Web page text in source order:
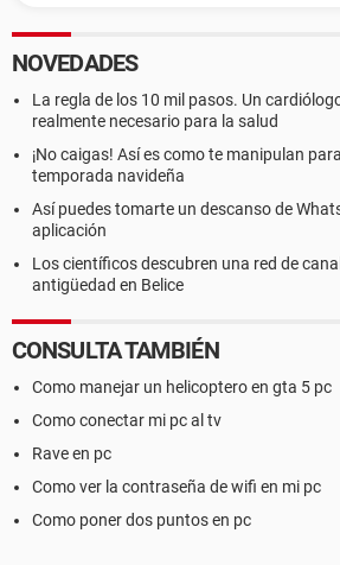
NOVEDADES
La regla de los 10 mil pasos. Un
realmente necesario para la salud
¡No caigas! Así es como te manipulan
temporada navideña
Así puedes tomarte un descanso de
aplicación
Los científicos descubren una red de
antigüedad en Belice
CONSULTA TAMBIÉN
Como manejar un helicoptero en gta 5 pc
Como conectar mi pc al tv
Rave en pc
Como ver la contraseña de wifi en mi pc
Como poner dos puntos en pc